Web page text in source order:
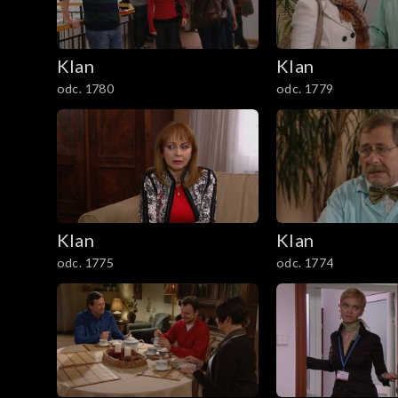
2901–3000
2801–2900
2701–2800
2601–2700
2501–2600
2401–2500
2301–2400
2201–2300
Klan
odc. 1780
Klan
odc. 1779
Klan
odc. 1775
Klan
odc. 1774